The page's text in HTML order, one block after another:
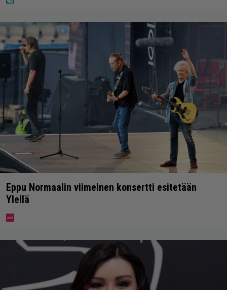
Eppu Normaalin viimeinen konsertti esitetään
Ylellä